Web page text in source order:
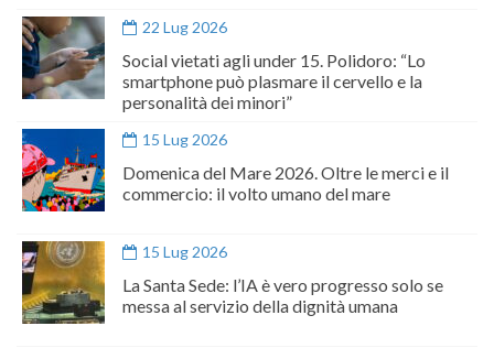
22 Lug 2026
Social vietati agli under 15. Polidoro: “Lo
smartphone può plasmare il cervello e la
personalità dei minori”
15 Lug 2026
Domenica del Mare 2026. Oltre le merci e il
commercio: il volto umano del mare
15 Lug 2026
La Santa Sede: l’IA è vero progresso solo se
messa al servizio della dignità umana